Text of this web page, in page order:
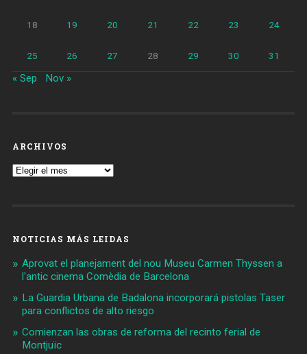
18 19 20 21 22 23 24
25 26 27 28 29 30 31
« Sep Nov »
ARCHIVOS
Archivos
NOTICIAS MÁS LEIDAS
Aprovat el planejament del nou Museu Carmen Thyssen a
l'antic cinema Comèdia de Barcelona
La Guardia Urbana de Badalona incorporará pistolas Taser
para conflictos de alto riesgo
Comienzan las obras de reforma del recinto ferial de
Montjuïc